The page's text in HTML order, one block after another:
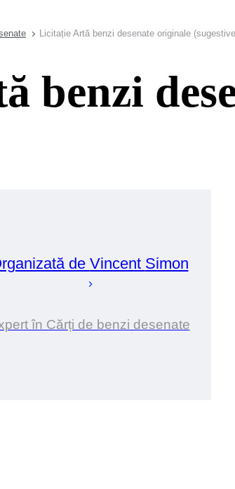
Licitație Artă benzi desenate originale
benzi
de Vincent Simon
în Cărți de benzi desenate